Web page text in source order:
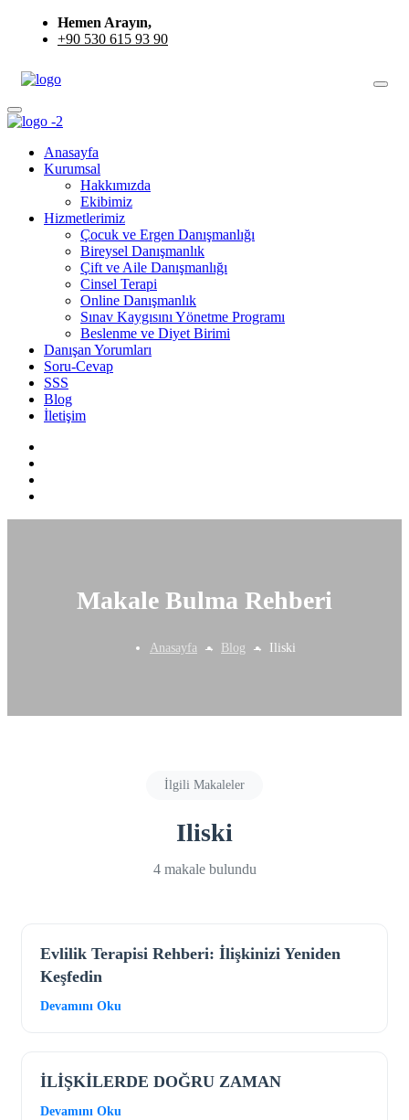
Hemen Arayın,
+90 530 615 93 90
Anasayfa
Kurumsal
Hakkımızda
Ekibimiz
Hizmetlerimiz
Çocuk ve Ergen Danışmanlığı
Bireysel Danışmanlık
Çift ve Aile Danışmanlığı
Cinsel Terapi
Online Danışmanlık
Sınav Kaygısını Yönetme Programı
Beslenme ve Diyet Birimi
Danışan Yorumları
Soru-Cevap
SSS
Blog
İletişim
Makale Bulma Rehberi
Anasayfa Blog Iliski
İlgili Makaleler
Iliski
4 makale bulundu
Evlilik Terapisi Rehberi: İlişkinizi Yeniden
Keşfedin
Devamını Oku
İLİŞKİLERDE DOĞRU ZAMAN
Devamını Oku